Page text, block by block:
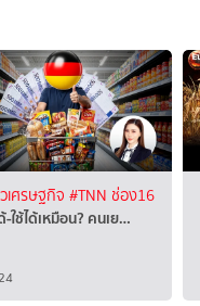
เศรษฐกิจ #TNN ช่อง16
-ใช้ได้เหมือน? คนเย…